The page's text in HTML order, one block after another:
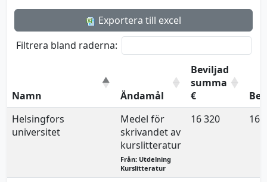
Exportera till excel
Filtrera bland raderna:
Namn Ändamål
Beviljad
summa
€
Helsingfors
universitet
Medel för
skrivandet av
kurslitteratur
Från: Utdelning
Kurslitteratur
16 320